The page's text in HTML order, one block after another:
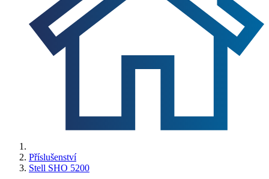
Příslušenství
Stell SHO 5200